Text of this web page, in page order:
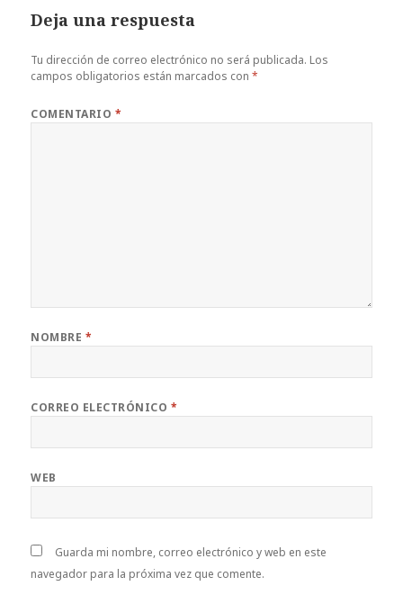
Deja una respuesta
Tu dirección de correo electrónico no será publicada. Los
campos obligatorios están marcados con*
COMENTARIO *
NOMBRE *
CORREO ELECTRÓNICO *
WEB
Guarda mi nombre, correo electrónico y web en este
navegador para la próxima vez que comente.